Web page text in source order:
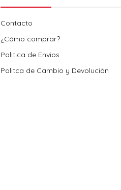
Contacto
¿Cómo comprar?
Politica de Envios
Politca de Cambio y Devolución